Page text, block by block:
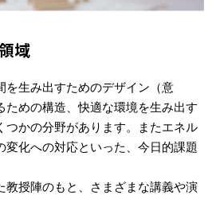
域
を生み出すためのデザイン（意
ための構造、快適な環境を生み出す
つかの分野があります。またエネル
変化への対応といった、今日的課題
教授陣のもと、さまざまな講義や演